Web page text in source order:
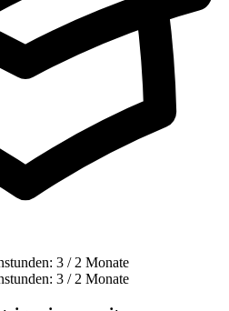
3 / 2 Monate
3 / 2 Monate